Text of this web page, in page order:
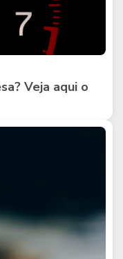
Veja aqui o